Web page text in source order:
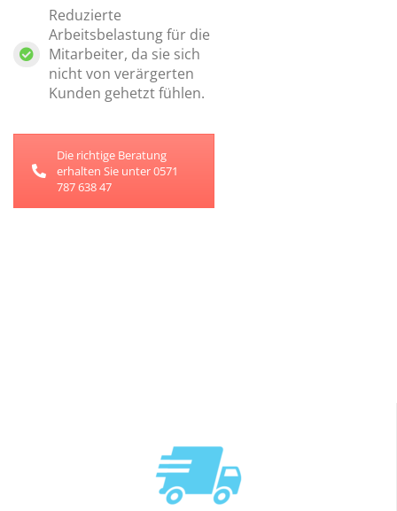
Reduzierte
Arbeitsbelastung für die
Mitarbeiter, da sie sich
nicht von verärgerten
Kunden gehetzt fühlen.
Die richtige Beratung
erhalten Sie unter 0571
787 638 47